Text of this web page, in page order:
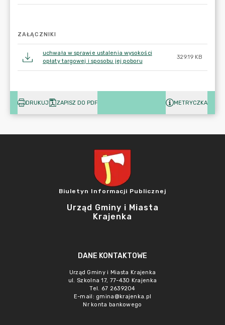
ZAŁĄCZNIKI
uchwała w sprawie ustalenia wysokości
opłaty targowej i sposobu jej poboru
329.19 KB
DRUKUJ ZAPISZ DO PDF METRYCZKA
Biuletyn Informacji Publicznej
Urząd Gminy i Miasta
Krajenka
DANE KONTAKTOWE
Urząd Gminy i Miasta Krajenka
ul. Szkolna 17, 77-430 Krajenka
Tel. 67 2639204
E-mail: gmina@krajenka.pl
Nr konta bankowego